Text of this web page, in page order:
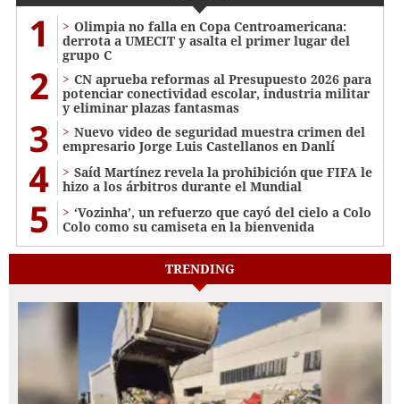
1
Olimpia no falla en Copa Centroamericana:
derrota a UMECIT y asalta el primer lugar del
grupo C
2
CN aprueba reformas al Presupuesto 2026 para
potenciar conectividad escolar, industria militar
y eliminar plazas fantasmas
3
Nuevo video de seguridad muestra crimen del
empresario Jorge Luis Castellanos en Danlí
4
Saíd Martínez revela la prohibición que FIFA le
hizo a los árbitros durante el Mundial
5
‘Vozinha’, un refuerzo que cayó del cielo a Colo
Colo como su camiseta en la bienvenida
TRENDING